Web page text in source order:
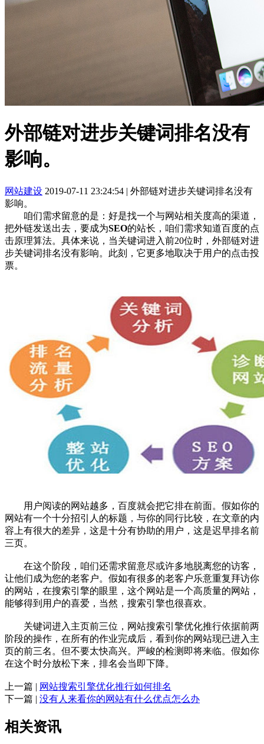
外部链对进步关键词排名没有
影响。
网站建设 2019-07-11 23:24:54 | 外部链对进步关键词排名没有
影响。
咱们需求留意的是：好是找一个与网站相关度高的渠道，
把外链发送出去，要成为SEO的站长，咱们需求知道百度的点
击原理算法。具体来说，当关键词进入前20位时，外部链对进
步关键词排名没有影响。此刻，它更多地取决于用户的点击投
票。
用户阅读的网站越多，百度就会把它排在前面。假如你的
网站有一个十分招引人的标题，与你的同行比较，在文章的内
容上有很大的差异，这是十分有协助的用户，这是迟早排名前
三页。
在这个阶段，咱们还需求留意尽或许多地脱离您的访客，
让他们成为您的老客户。假如有很多的老客户乐意重复拜访你
的网站，在搜索引擎的眼里，这个网站是一个高质量的网站，
能够得到用户的喜爱，当然，搜索引擎也很喜欢。
关键词进入主页前三位，网站搜索引擎优化推行依据前两
阶段的操作，在所有的作业完成后，看到你的网站现已进入主
页的前三名。但不要太快高兴。严峻的检测即将来临。假如你
在这个时分放松下来，排名会当即下降。
上一篇 | 网站搜索引擎优化推行如何排名
下一篇 | 没有人来看你的网站有什么优点怎么办
相关资讯